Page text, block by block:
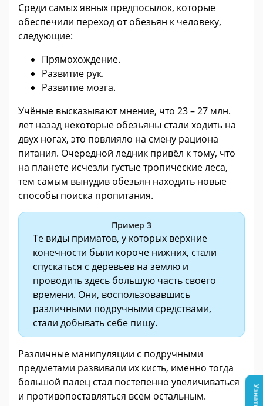
Среди самых явных предпосылок, которые
обеспечили переход от обезьян к человеку,
следующие:
Прямохождение.
Развитие рук.
Развитие мозга.
Учёные высказывают мнение, что 23 – 27 млн.
лет назад некоторые обезьяны стали ходить на
двух ногах, это повлияло на смену рациона
питания. Очередной ледник привёл к тому, что
на планете исчезли густые тропические леса,
тем самым вынудив обезьян находить новые
способы поиска пропитания.
Пример 3
Те виды приматов, у которых верхние
конечности были короче нижних, стали
спускаться с деревьев на землю и
проводить здесь большую часть своего
времени. Они, воспользовавшись
различными подручными средствами,
стали добывать себе пищу.
Различные манипуляции с подручными
предметами развивали их кисть, именно тогда
большой палец стал постепенно увеличиваться
и противопоставляться всем остальным.